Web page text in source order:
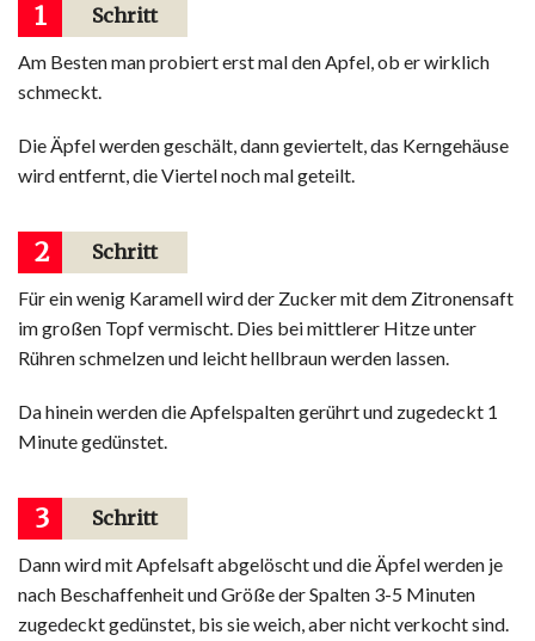
1 Schritt
Am Besten man probiert erst mal den Apfel, ob er wirklich
schmeckt.
Die Äpfel werden geschält, dann geviertelt, das Kerngehäuse
wird entfernt, die Viertel noch mal geteilt.
2 Schritt
Für ein wenig Karamell wird der Zucker mit dem Zitronensaft
im großen Topf vermischt. Dies bei mittlerer Hitze unter
Rühren schmelzen und leicht hellbraun werden lassen.
Da hinein werden die Apfelspalten gerührt und zugedeckt 1
Minute gedünstet.
3 Schritt
Dann wird mit Apfelsaft abgelöscht und die Äpfel werden je
nach Beschaffenheit und Größe der Spalten 3-5 Minuten
zugedeckt gedünstet, bis sie weich, aber nicht verkocht sind.